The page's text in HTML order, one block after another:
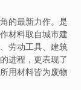
的最新力作。是
材料取自城市建
劳动工具、建筑
进程，更表现了
用材料皆为废物